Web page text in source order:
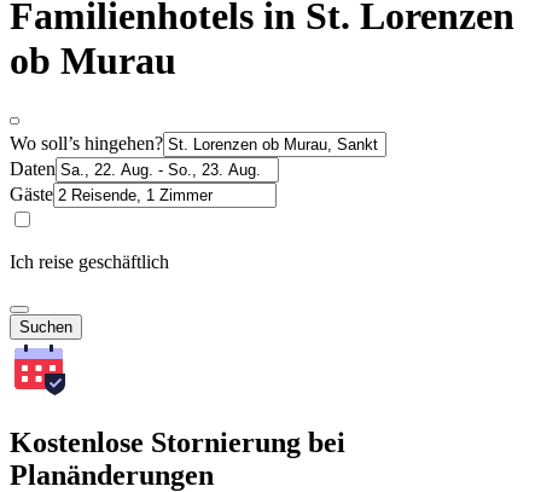
Familienhotels in St. Lorenzen
ob Murau
Wo soll’s hingehen?
Daten
Gäste
Ich reise geschäftlich
Suchen
Kostenlose Stornierung bei
Planänderungen